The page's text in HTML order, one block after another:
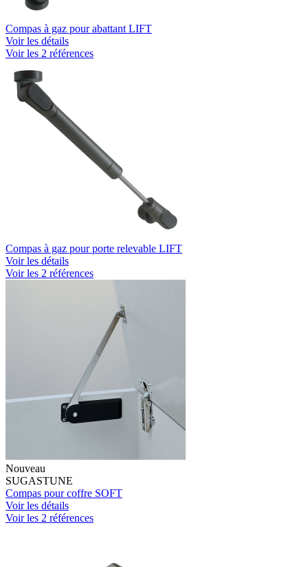
Compas à gaz pour abattant LIFT
Voir les détails
Voir les 2 références
Compas à gaz pour porte relevable LIFT
Voir les détails
Voir les 2 références
Nouveau
SUGASTUNE
Compas pour coffre SOFT
Voir les détails
Voir les 2 références